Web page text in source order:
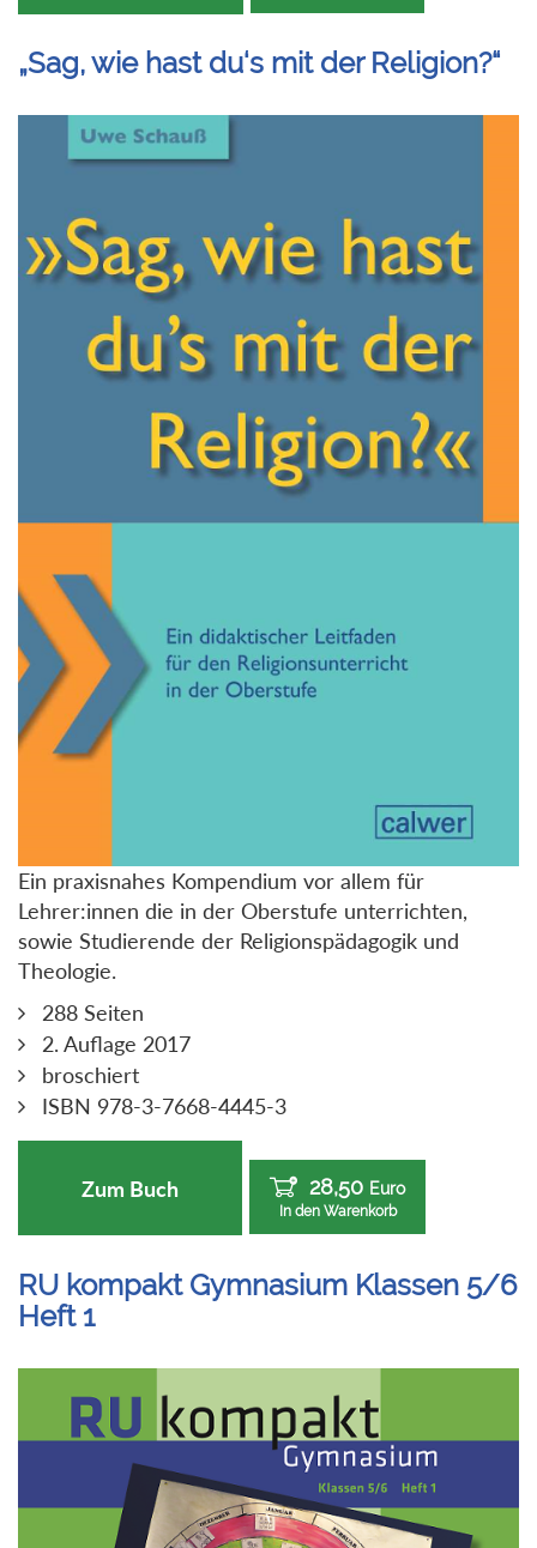
„Sag, wie hast du‘s mit der Religion?“
Ein praxisnahes Kompendium vor allem für
Lehrer:innen die in der Oberstufe unterrichten,
sowie Studierende der Religionspädagogik und
Theologie.
288 Seiten
2. Auflage 2017
broschiert
ISBN 978-3-7668-4445-3
Zum Buch 28,50 Euro
In den Warenkorb
RU kompakt Gymnasium Klassen 5/6
Heft 1